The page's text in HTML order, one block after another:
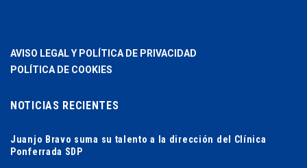
AVISO LEGAL Y POLÍTICA DE PRIVACIDAD
POLÍTICA DE COOKIES
NOTICIAS RECIENTES
Juanjo Bravo suma su talento a la dirección del Clínica
Ponferrada SDP